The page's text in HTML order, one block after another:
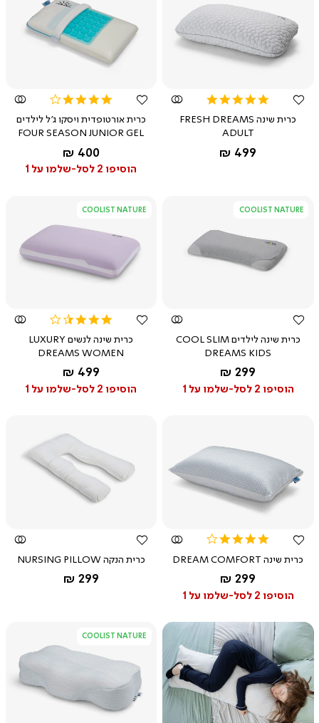
צפייה
מהירה
5.0
rating
כרית שינה FRESH DREAMS
ADULT
החל מ-
499 ₪
צפייה
rating
כרית אורטופדית ויסקו ג'ל לילדים
FOUR SEASON JUNIOR GEL
החל מ-
400 ₪
הוסיפו 2 לסל-שלמו על 1
COOLIST NATURE
צפייה
כרית שינה לילדים COOL SLIM
DREAMS KIDS
החל מ-
299 ₪
הוסיפו 2 לסל-שלמו על 1
COOLIST NATURE
צפייה
rating
כרית שינה לנשים LUXURY
DREAMS WOMEN
החל מ-
499 ₪
הוסיפו 2 לסל-שלמו על 1
צפייה
מהירה
3.8
rating
כרית שינה DREAM COMFORT
החל מ-
299 ₪
הוסיפו 2 לסל-שלמו על 1
צפייה
מהירה
כרית הנקה NURSING PILLOW
החל מ-
299 ₪
צפייה
מהירה
COOLIST NATURE
צפייה
מהירה